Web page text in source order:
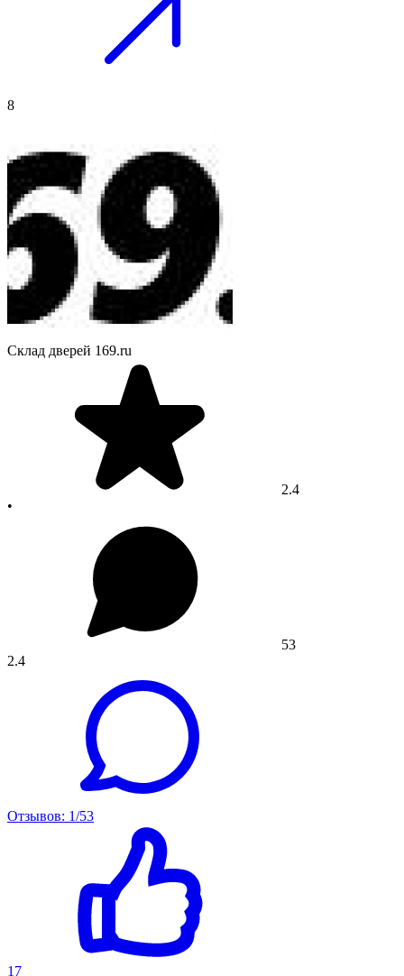
8
Склад дверей 169.ru
2.4
•
53
2.4
Отзывов: 1/53
17